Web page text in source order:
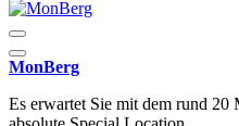
MonBerg
Es erwartet Sie mit dem rund 20